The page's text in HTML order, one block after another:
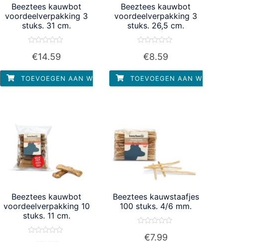
Beeztees kauwbot
voordeelverpakking 3
stuks. 31 cm.
uit
5
€14.59
TOEVOEGEN AAN WINKELWAGEN
Beeztees kauwbot
voordeelverpakking 3
stuks. 26,5 cm.
5
€8.59
TOEVOEGEN AAN WINKELWAGEN
Beeztees kauwbot
voordeelverpakking 10
stuks. 11 cm.
Beeztees kauwstaafjes
100 stuks. 4/6 mm.
€7.99